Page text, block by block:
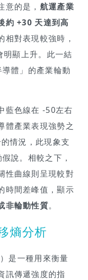
的是， 航運產業
約 +30 天達到高
相對表現較強時，
顯上升。此一結
體」的產業輪動
藍色線在 -50左右
體產業表現強勢之
情況，此現象支
說。相較之下，
性曲線則呈現較對
時間差峰值，顯示
非輪動性質。
熵分析
是一種用來衡量
訊傳遞強度的指